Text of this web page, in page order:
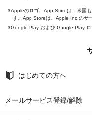
Appleのロゴ、App Storeは、米国
す。App Storeは、Apple Inc.のサ
Google Play および Google Play ロ
はじめての方へ
メールサービス登録/解除